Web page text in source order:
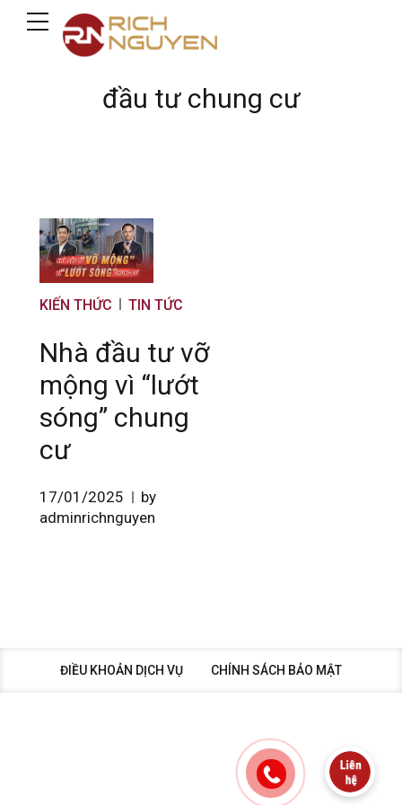
đầu tư chung cư
KIẾN THỨC TIN TỨC
Nhà đầu tư vỡ
mộng vì “lướt
sóng” chung
cư
17/01/2025
by
adminrichnguyen
ĐIỀU KHOẢN DỊCH VỤ CHÍNH SÁCH BẢO MẬT